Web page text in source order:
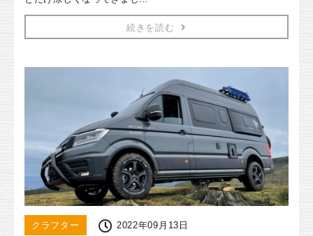
続きを読む
クラフター 2022年09月13日